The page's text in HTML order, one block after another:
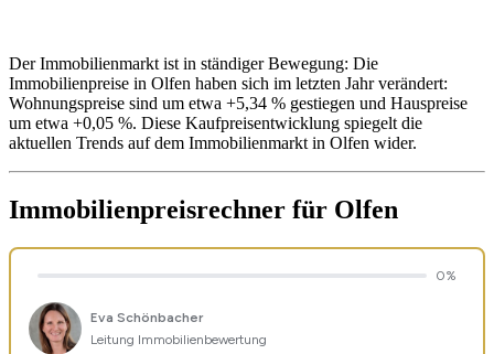
Der Immobilienmarkt ist in ständiger Bewegung: Die
Immobilienpreise in Olfen haben sich im letzten Jahr verändert:
Wohnungspreise sind um etwa +5,34 % gestiegen und Hauspreise
um etwa +0,05 %. Diese Kaufpreisentwicklung spiegelt die
aktuellen Trends auf dem Immobilienmarkt in Olfen wider.
Immobilienpreisrechner für Olfen